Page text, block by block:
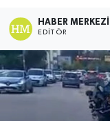
HABER MERKEZI
EDITÖR
Gündem